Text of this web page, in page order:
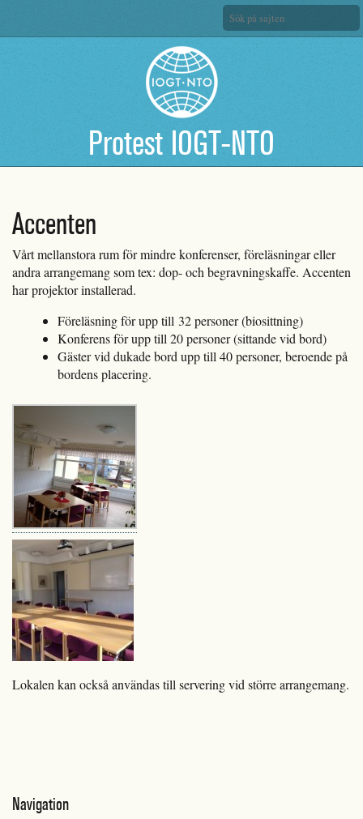
Protest IOGT-NTO
Accenten
Vårt mellanstora rum för mindre konferenser, föreläsningar eller
andra arrangemang som tex: dop- och begravningskaffe. Accenten
har projektor installerad.
Föreläsning för upp till 32 personer (biosittning)
Konferens för upp till 20 personer (sittande vid bord)
Gäster vid dukade bord upp till 40 personer, beroende på
bordens placering.
Lokalen kan också användas till servering vid större arrangemang.
Navigation